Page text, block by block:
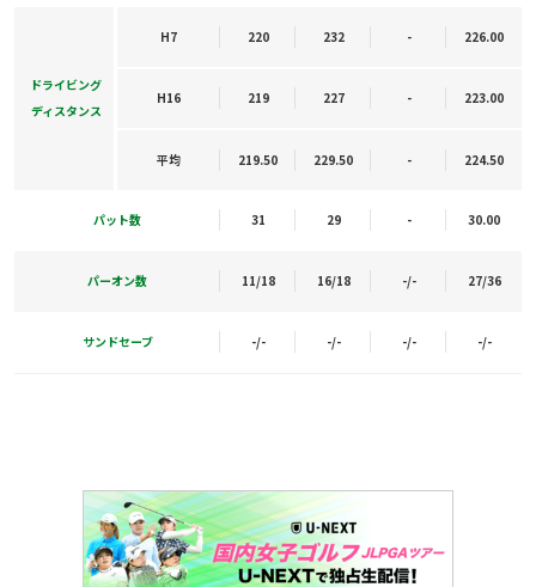
ドライビング
ディスタンス
H7 220 232 - 226.00
H16 219 227 - 223.00
平均 219.50 229.50 - 224.50
パット数 31 29 - 30.00
パーオン数 11/18 16/18 -/- 27/36
サンドセーブ -/- -/- -/- -/-